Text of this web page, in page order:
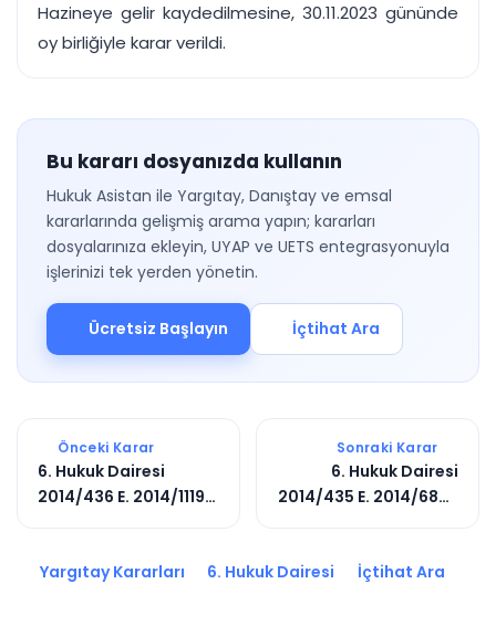
Hazineye gelir kaydedilmesine, 30.11.2023 gününde
oy birliğiyle karar verildi.
Bu kararı dosyanızda kullanın
Hukuk Asistan ile Yargıtay, Danıştay ve emsal
kararlarında gelişmiş arama yapın; kararları
dosyalarınıza ekleyin, UYAP ve UETS entegrasyonuyla
işlerinizi tek yerden yönetin.
Ücretsiz Başlayın İçtihat Ara
Önceki Karar
6. Hukuk Dairesi
2014/436 E. 2014/1119
Sonraki Karar
6. Hukuk Dairesi
2014/435 E. 2014/6839
Yargıtay Kararları 6. Hukuk Dairesi İçtihat Ara